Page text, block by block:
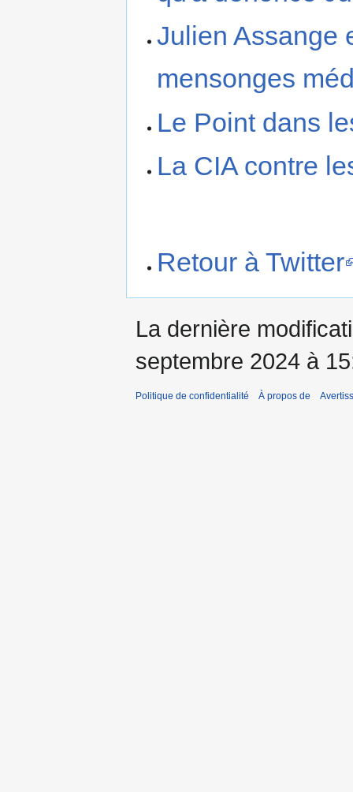
Julien Assange
mensonges
Le Point dans
La CIA contre
Retour à Twitter
La dernière
septembre 2024 à
Politique de confidentialité À propos de